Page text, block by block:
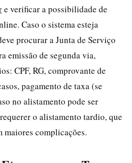
e verificar a possibilidade de
Caso o sistema esteja
procurar a Junta de Serviço
emissão de segunda via,
CPF, RG, comprovante de
pagamento de taxa (se
no alistamento pode ser
o alistamento tardio, que
maiores complicações.